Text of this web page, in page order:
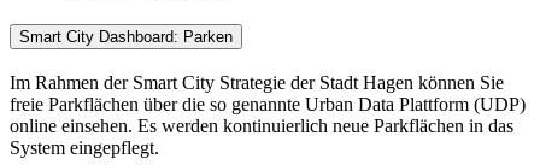
Smart City Dashboard: Parken
Im Rahmen der Smart City Strategie der Stadt Hagen können Sie
freie Parkflächen über die so genannte Urban Data Plattform (UDP)
online einsehen. Es werden kontinuierlich neue Parkflächen in das
System eingepflegt.